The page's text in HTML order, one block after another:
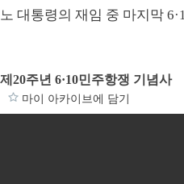
노 대통령의 재임 중 마지막
제20주년 6·10민주항쟁 기념사
마이 아카이브에 담기